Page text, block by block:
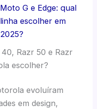
Moto G e Edge: qual
linha escolher em
2025?
Razr 50 e Razr
escolher?
evoluíram
em design,